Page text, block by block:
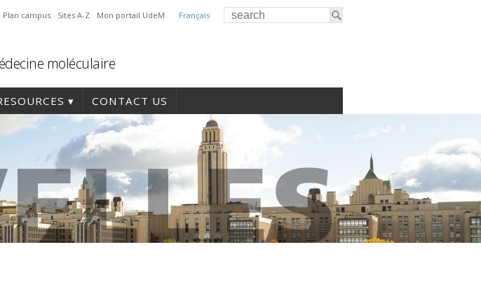
Français
Plan campus Sites A-Z Mon portail UdeM
moléculaire
CONTACT US